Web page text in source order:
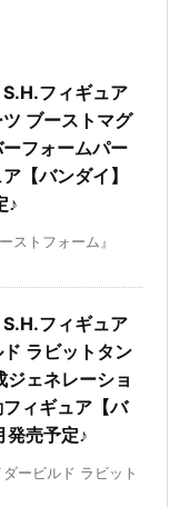
S.H.フィギュア
ブーストマグ
フォームパー
【バンダイ】
♪
ストフォーム』
S.H.フィギュア
ラビットタン
ェネレーショ
ィギュア【バ
売予定♪
ービルド ラビット